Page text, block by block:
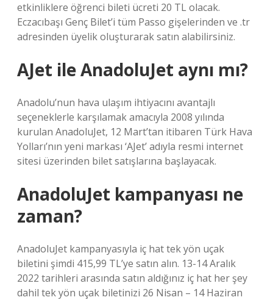
etkinliklere öğrenci bileti ücreti 20 TL olacak.
Eczacıbaşı Genç Bilet’i tüm Passo gişelerinden ve .tr
adresinden üyelik oluşturarak satın alabilirsiniz.
AJet ile AnadoluJet aynı mı?
Anadolu’nun hava ulaşım ihtiyacını avantajlı
seçeneklerle karşılamak amacıyla 2008 yılında
kurulan AnadoluJet, 12 Mart’tan itibaren Türk Hava
Yolları’nın yeni markası ‘AJet’ adıyla resmi internet
sitesi üzerinden bilet satışlarına başlayacak.
AnadoluJet kampanyası ne
zaman?
AnadoluJet kampanyasıyla iç hat tek yön uçak
biletini şimdi 415,99 TL’ye satın alın. 13-14 Aralık
2022 tarihleri ​​arasında satın aldığınız iç hat her şey
dahil tek yön uçak biletinizi 26 Nisan – 14 Haziran